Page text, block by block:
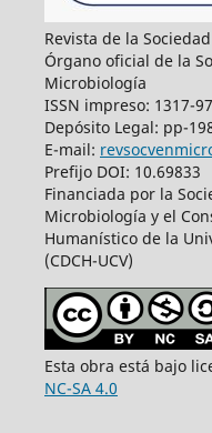
Revista de la
Órgano oficial de la
Microbiología
ISSN impreso: 1317-
Depósito Legal: pp-
E-mail:
Prefijo DOI: 10.69833
Financiada por la
Microbiología y el
Humanístico de la
(CDCH-UCV)
Esta obra está bajo
NC-SA 4.0